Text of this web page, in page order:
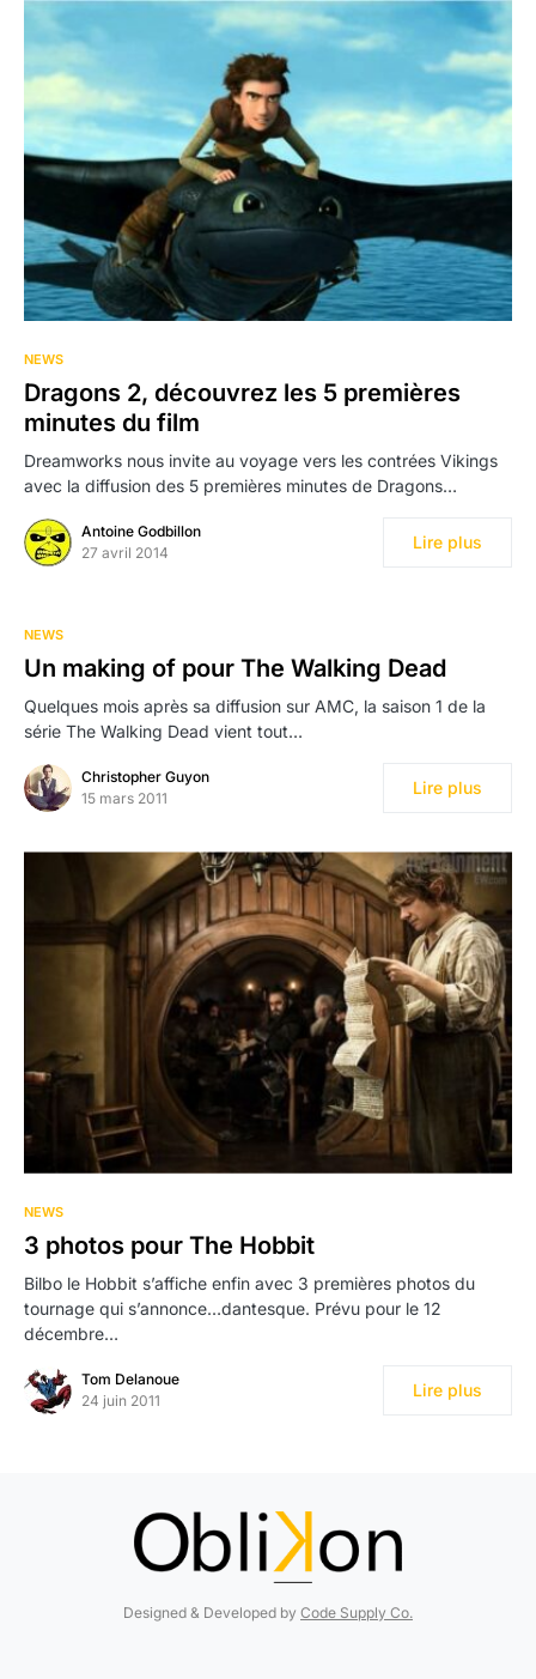
NEWS
Dragons 2, découvrez les 5 premières
minutes du film
Dreamworks nous invite au voyage vers les contrées Vikings
avec la diffusion des 5 premières minutes de Dragons…
Antoine Godbillon
27 avril 2014
Lire plus
NEWS
Un making of pour The Walking Dead
Quelques mois après sa diffusion sur AMC, la saison 1 de la
série The Walking Dead vient tout…
Christopher Guyon
15 mars 2011
Lire plus
NEWS
3 photos pour The Hobbit
Bilbo le Hobbit s’affiche enfin avec 3 premières photos du
tournage qui s’annonce…dantesque. Prévu pour le 12
décembre…
Tom Delanoue
24 juin 2011
Lire plus
Designed & Developed by Code Supply Co.